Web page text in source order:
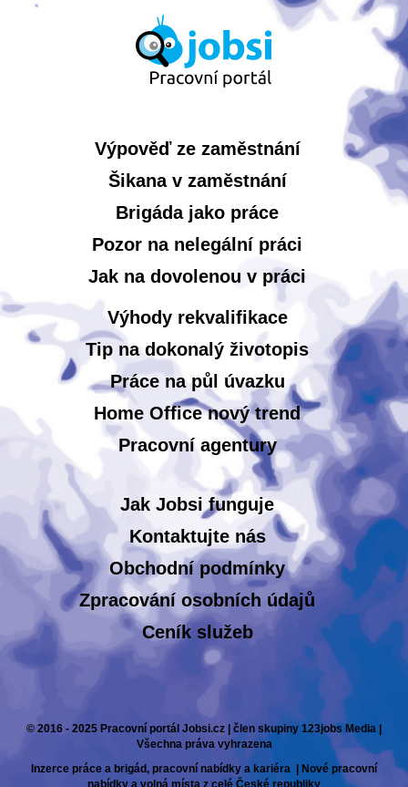
Výpověď ze zaměstnání
Šikana v zaměstnání
Brigáda jako práce
Pozor na nelegální práci
Jak na dovolenou v práci
Výhody rekvalifikace
Tip na dokonalý životopis
Práce na půl úvazku
Home Office nový trend
Pracovní agentury
Jak Jobsi funguje
Kontaktujte nás
Obchodní podmínky
Zpracování osobních údajů
Ceník služeb
© 2016 - 2025 Pracovní portál Jobsi.cz | člen skupiny 123jobs Media |
Všechna práva vyhrazena
Inzerce práce a brigád, pracovní nabídky a kariéra | Nové pracovní
nabídky a volná místa z celé České republiky